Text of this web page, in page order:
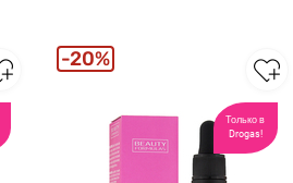
Только в
Drogas!
20%